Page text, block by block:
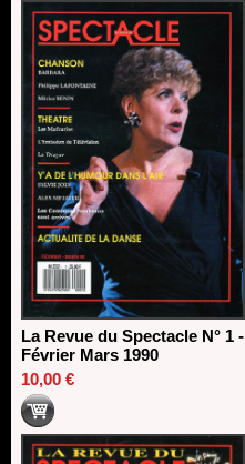
La Revue du Spectacle N° 1 -
Février Mars 1990
10,00 €